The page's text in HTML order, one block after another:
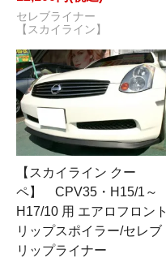
セレブライナー
【スカイライン】
【スカイライン クー
ペ】 CPV35・H15/1～
H17/10 用 エアロフロント
リップスポイラー/セレブ
リップライナー